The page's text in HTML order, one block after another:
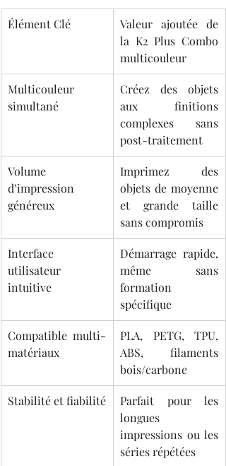
Élément Clé
Valeur ajoutée de
la K2 Plus Combo
multicouleur
Multicouleur
simultané
Créez des objets
aux finitions
complexes sans
post-traitement
Volume
d’impression
généreux
Imprimez des
objets de moyenne
et grande taille
sans compromis
Interface
utilisateur
intuitive
Démarrage rapide,
même sans
formation
spécifique
Compatible multi-
matériaux
PLA, PETG, TPU,
ABS, filaments
bois/carbone
Stabilité et fiabilité
Parfait pour les
longues
impressions ou les
séries répétées